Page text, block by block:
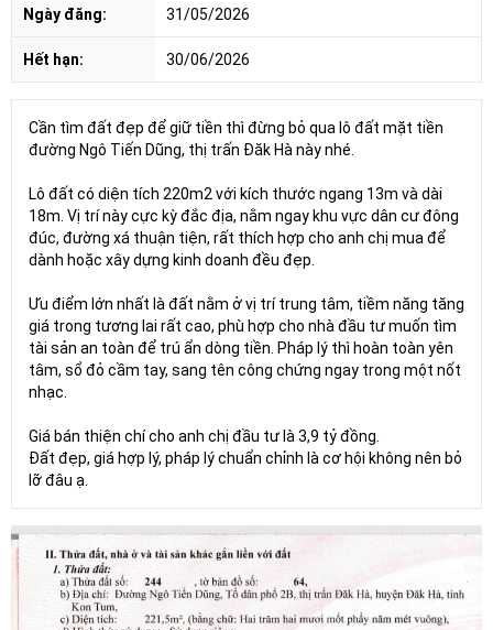
Ngày đăng: 31/05/2026
Hết hạn: 30/06/2026
Cần tìm đất đẹp để giữ tiền thì đừng bỏ qua lô đất mặt tiền
đường Ngô Tiến Dũng, thị trấn Đăk Hà này nhé.
Lô đất có diện tích 220m2 với kích thước ngang 13m và dài
18m. Vị trí này cực kỳ đắc địa, nằm ngay khu vực dân cư đông
đúc, đường xá thuận tiện, rất thích hợp cho anh chị mua để
dành hoặc xây dựng kinh doanh đều đẹp.
Ưu điểm lớn nhất là đất nằm ở vị trí trung tâm, tiềm năng tăng
giá trong tương lai rất cao, phù hợp cho nhà đầu tư muốn tìm
tài sản an toàn để trú ẩn dòng tiền. Pháp lý thì hoàn toàn yên
tâm, sổ đỏ cầm tay, sang tên công chứng ngay trong một nốt
nhạc.
Giá bán thiện chí cho anh chị đầu tư là 3,9 tỷ đồng.
Đất đẹp, giá hợp lý, pháp lý chuẩn chỉnh là cơ hội không nên bỏ
lỡ đâu ạ.